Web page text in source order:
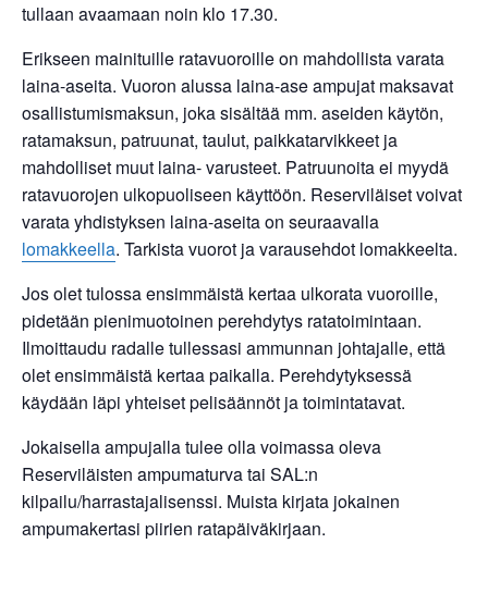
tullaan avaamaan noin klo 17.30.
Erikseen mainituille ratavuoroille on mahdollista varata
laina-aseita. Vuoron alussa laina-ase ampujat maksavat
osallistumismaksun, joka sisältää mm. aseiden käytön,
ratamaksun, patruunat, taulut, paikkatarvikkeet ja
mahdolliset muut laina- varusteet. Patruunoita ei myydä
ratavuorojen ulkopuoliseen käyttöön. Reserviläiset voivat
varata yhdistyksen laina-aseita on seuraavalla
lomakkeella. Tarkista vuorot ja varausehdot lomakkeelta.
Jos olet tulossa ensimmäistä kertaa ulkorata vuoroille,
pidetään pienimuotoinen perehdytys ratatoimintaan.
Ilmoittaudu radalle tullessasi ammunnan johtajalle, että
olet ensimmäistä kertaa paikalla. Perehdytyksessä
käydään läpi yhteiset pelisäännöt ja toimintatavat.
Jokaisella ampujalla tulee olla voimassa oleva
Reserviläisten ampumaturva tai SAL:n
kilpailu/harrastajalisenssi. Muista kirjata jokainen
ampumakertasi piirien ratapäiväkirjaan.